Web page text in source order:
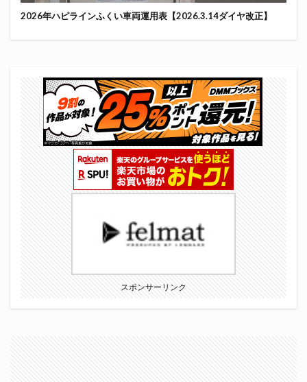
2026年ハピラインふくい車両運用表【2026.3.14ダイヤ改正】
スポンサーリンク